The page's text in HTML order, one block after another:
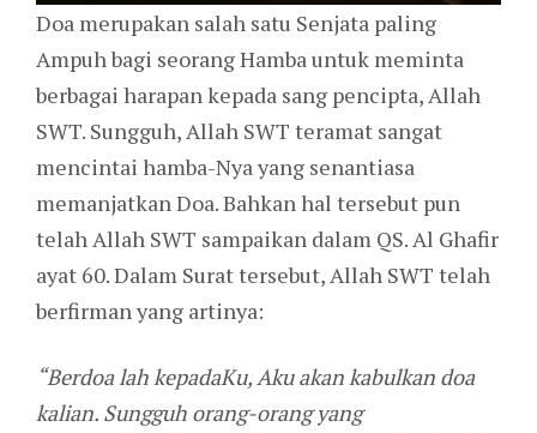
Doa merupakan salah satu Senjata paling
Ampuh bagi seorang Hamba untuk meminta
berbagai harapan kepada sang pencipta, Allah
SWT. Sungguh, Allah SWT teramat sangat
mencintai hamba-Nya yang senantiasa
memanjatkan Doa. Bahkan hal tersebut pun
telah Allah SWT sampaikan dalam QS. Al Ghafir
ayat 60. Dalam Surat tersebut, Allah SWT telah
berfirman yang artinya:
“Berdoa lah kepadaKu, Aku akan kabulkan doa
kalian. Sungguh orang-orang yang